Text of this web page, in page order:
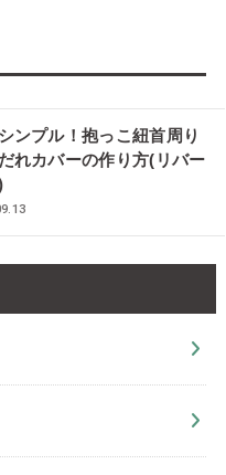
ンプル！抱っこ紐首周り
れカバーの作り方(リバー